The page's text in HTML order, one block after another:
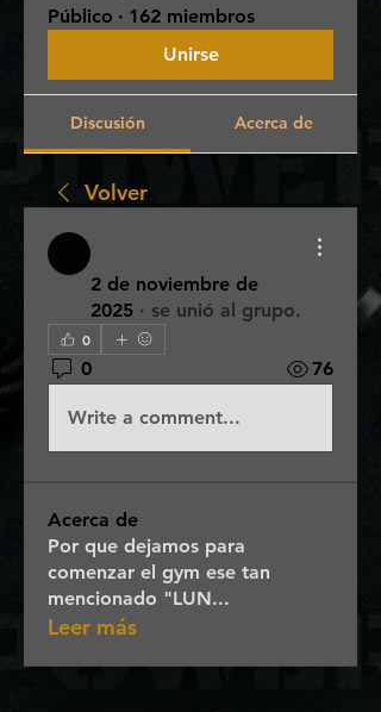
Público · 162 miembros
Unirse
Discusión Acerca de
Volver
2 de noviembre de
2025 · se unió al grupo.
0
0 76
Write a comment...
Acerca de
Por que dejamos para
comenzar el gym ese tan
mencionado "LUN...
Leer más